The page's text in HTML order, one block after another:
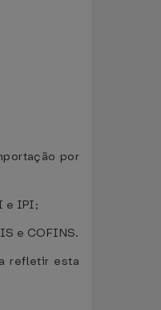
por
e IPI;
e COFINS.
refletir esta